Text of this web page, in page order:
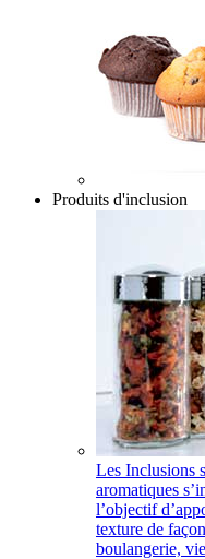
Produits d'inclusion
Les Inclusions
aromatiques
l’objectif
texture de
boulangerie,